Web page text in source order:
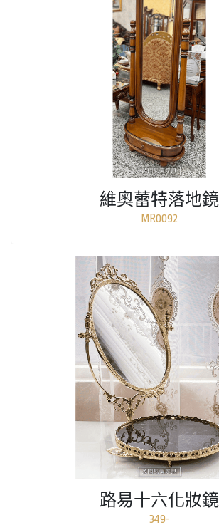
維奧蕾特落地鏡
MR0092
路易十六化妝鏡
349-